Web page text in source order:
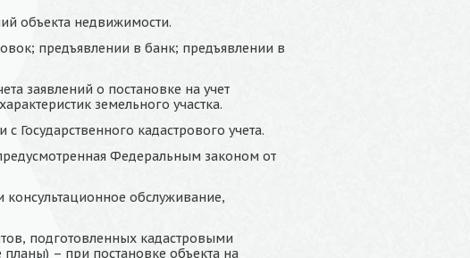
объекта недвижимости.
предъявлении в банк; предъявлении в
заявлений о постановке на учет
земельного участка.
Государственного кадастрового учета.
Федеральным законом от
обслуживание,
подготовленных кадастровыми
– при постановке объекта на